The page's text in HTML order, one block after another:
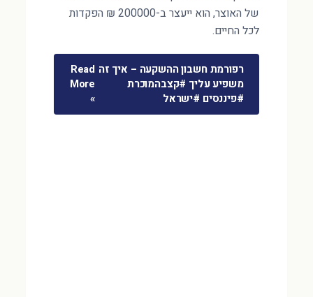
של האוצר, הוא ייעצר ב-200000 ₪ הפקדות
לכל החיים.
רפורמת חשבון ההשקעה – איך זה
משפיע עליך #קצבהמוכרת
#פיננסים #ישראל
Read
More
»